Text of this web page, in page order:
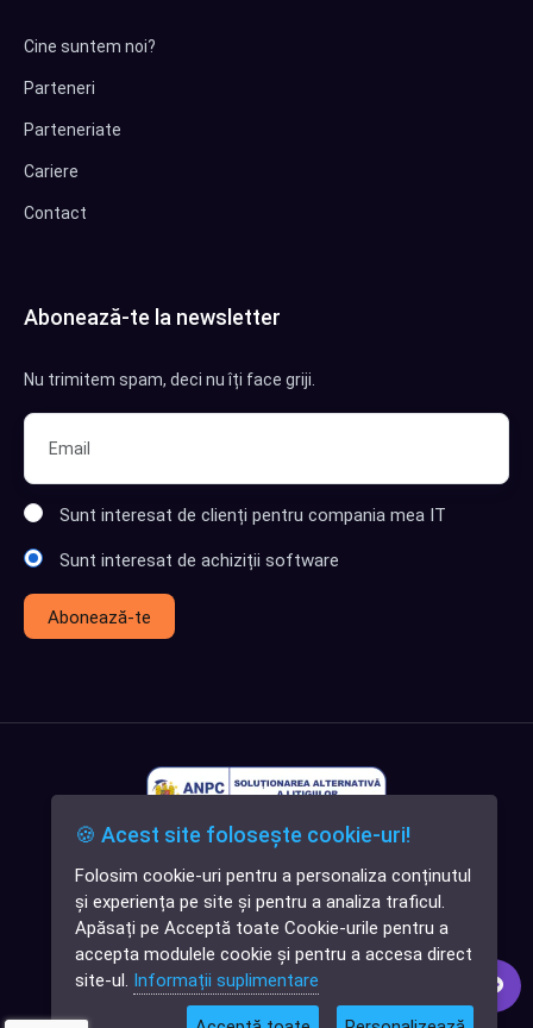
✕
Cauți o aplicație
software?
Cine suntem noi?
Parteneri
Parteneriate
Cariere
Contact
Abonează-te la newsletter
Nu trimitem spam, deci nu îți face griji.
Sunt interesat de clienți pentru compania mea IT
Sunt interesat de achiziții software
Abonează-te
🍪 Acest site folosește cookie-uri!
Folosim cookie-uri pentru a personaliza conținutul
și experiența pe site și pentru a analiza traficul.
Apăsați pe Acceptă toate Cookie-urile pentru a
accepta modulele cookie și pentru a accesa direct
site-ul. Informații suplimentare